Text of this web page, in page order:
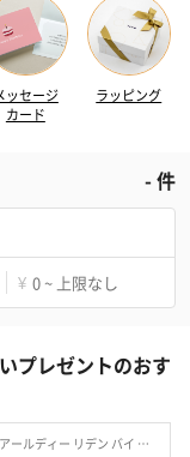
ッセージ
カード
ラッピング
-件
¥ 0 ~ 上限なし
プレゼントのおす
RD REDEN BY J.SOLUTION（アールディー リデン バイ ジェイソリューション）